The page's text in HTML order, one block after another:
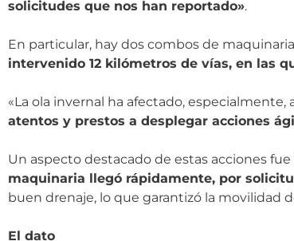
solicitudes que nos han reportado».
En particular, hay dos combos de
intervenido 12 kilómetros de vías, en las
«La ola invernal ha afectado,
atentos y prestos a desplegar acciones
Un aspecto destacado de estas acciones
maquinaria llegó rápidamente, por
buen drenaje, lo que garantizó la movilidad
El dato